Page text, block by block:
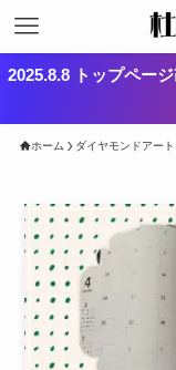
2025.8.8 トップペー
ホーム ダイヤモンドアート